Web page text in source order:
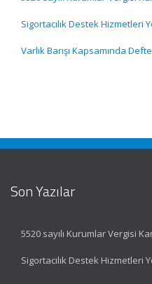
Sigortacılık Destek Hizmetleri
Varlık Barışı Kapsamında
Son Yazılar
5520 sayılı Kurumlar Vergisi
Sigortacılık Destek Hizmetleri